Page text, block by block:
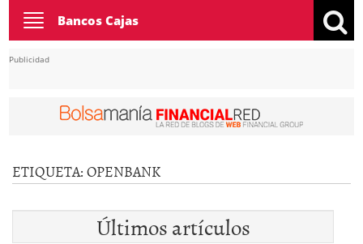
Toggle
navigation
Bancos Cajas
Publicidad
ETIQUETA:OPENBANK
Últimos artículos